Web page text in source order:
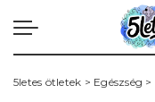
5letes ötletek > Egészség >